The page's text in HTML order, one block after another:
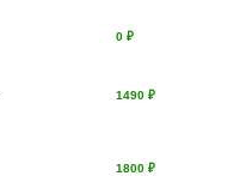
0 ₽
1490 ₽
1800 ₽